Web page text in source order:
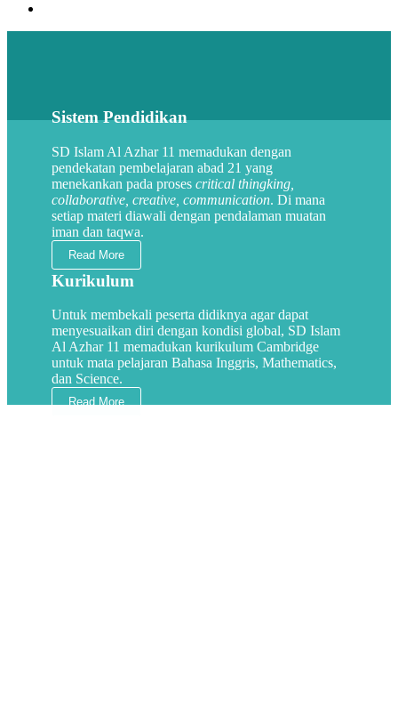
Sistem Pendidikan
SD Islam Al Azhar 11 memadukan dengan
pendekatan pembelajaran abad 21 yang
menekankan pada proses critical thingking,
collaborative, creative, communication. Di mana
setiap materi diawali dengan pendalaman muatan
iman dan taqwa.
Read More
Kurikulum
Untuk membekali peserta didiknya agar dapat
menyesuaikan diri dengan kondisi global, SD Islam
Al Azhar 11 memadukan kurikulum Cambridge
untuk mata pelajaran Bahasa Inggris, Mathematics,
dan Science.
Read More